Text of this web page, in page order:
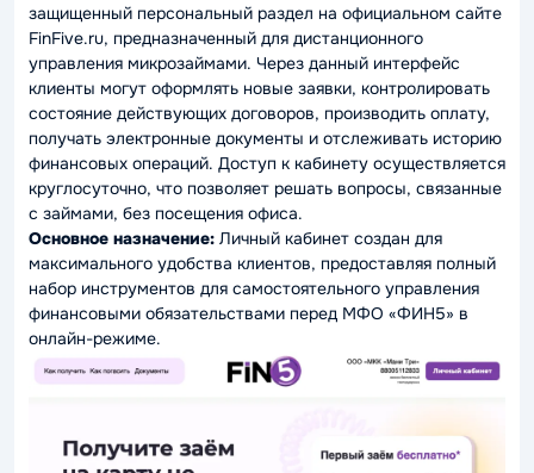
защищенный персональный раздел на официальном сайте
FinFive.ru, предназначенный для дистанционного
управления микрозаймами. Через данный интерфейс
клиенты могут оформлять новые заявки, контролировать
состояние действующих договоров, производить оплату,
получать электронные документы и отслеживать историю
финансовых операций. Доступ к кабинету осуществляется
круглосуточно, что позволяет решать вопросы, связанные
с займами, без посещения офиса.
Основное назначение: Личный кабинет создан для
максимального удобства клиентов, предоставляя полный
набор инструментов для самостоятельного управления
финансовыми обязательствами перед МФО «ФИН5» в
онлайн-режиме.